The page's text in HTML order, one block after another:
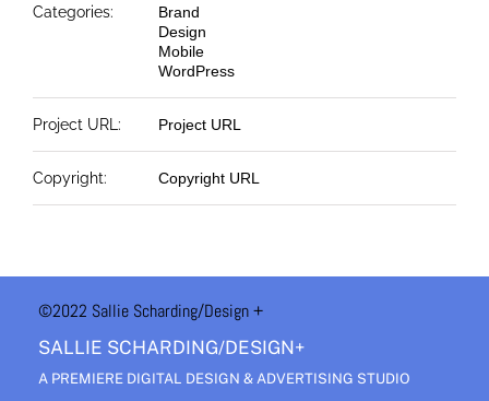
Categories:
Brand
Design
Mobile
WordPress
Project URL: Project URL
Copyright: Copyright URL
©2022 Sallie Scharding/Design +
SALLIE SCHARDING/DESIGN+
A PREMIERE DIGITAL DESIGN & ADVERTISING STUDIO